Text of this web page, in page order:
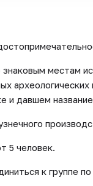
местам
давшем
5 человек.
к группе